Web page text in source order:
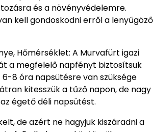
és a növényvédelemre.
kell gondoskodni erről a lenyűgöző
Hőmérséklet: A Murvafürt igazi
a megfelelő napfényt biztosítsuk
8 óra napsütésre van szüksége
kitesszük a tűző napon, de nagy
égető déli napsütést.
de azért ne hagyjuk kiszáradni a